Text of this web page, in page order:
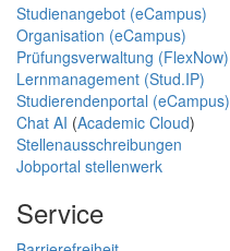
Studienangebot (eCampus)
Organisation (eCampus)
Prüfungsverwaltung (FlexNow)
Lernmanagement (Stud.IP)
Studierendenportal (eCampus)
Chat AI (Academic Cloud)
Stellenausschreibungen
Jobportal stellenwerk
Service